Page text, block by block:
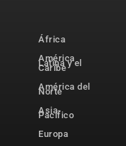
África
América
Latina y el
Caribe
América del
Norte
Asia-
Pacífico
Europa